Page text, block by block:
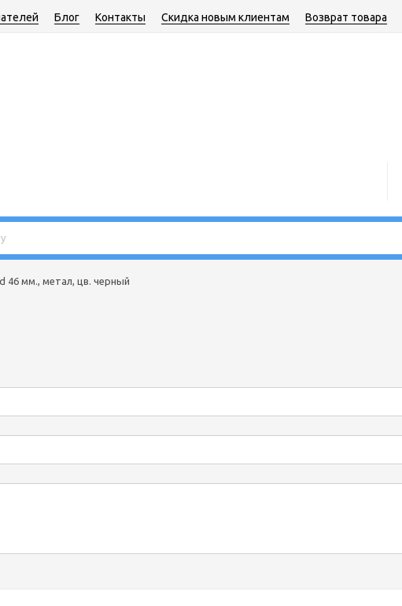
Блог Контакты Скидка новым клиентам Возврат товара
46 мм., метал, цв. черный